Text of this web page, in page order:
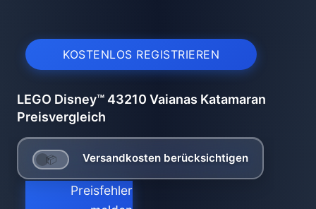
KOSTENLOS REGISTRIEREN
LEGO Disney™ 43210 Vaianas Katamaran
Preisvergleich
Versandkosten berücksichtigen
Preisfehler